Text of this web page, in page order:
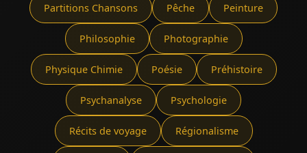
Partitions Chansons Pêche Peinture
Philosophie Photographie
Physique Chimie Poésie Préhistoire
Psychanalyse Psychologie
Récits de voyage Régionalisme